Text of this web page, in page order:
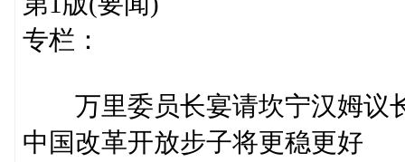
专栏：
万里委员长宴请坎宁汉姆议
中国改革开放步子将更稳更好